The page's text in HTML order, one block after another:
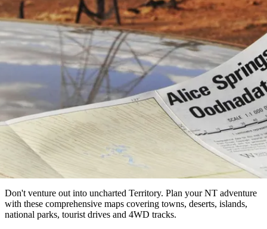
più
popolari
Outback
e
attività
all'aperto
Esplora
per
regioni
Karlu/Devils
Marbles
Maguk
Nazionale
dei
West
MacDonnell
Cosa
fare
Tipo
di
viaggiatore
Le
esperienze
migliori
Pianifica
il
viaggio
prenota
Informazioni
pratiche
Strumenti
per
pianificare
il
viaggio
Cartine
Don't venture out into uncharted Territory. Plan your NT adventure
with these comprehensive maps covering towns, deserts, islands,
national parks, tourist drives and 4WD tracks.